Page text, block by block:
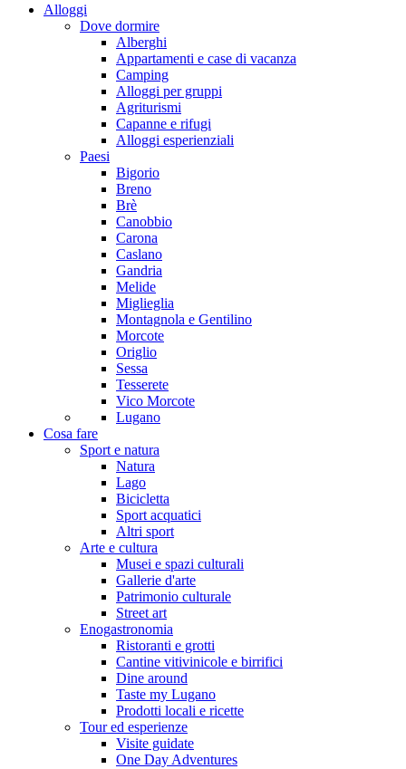
Alloggi
Dove dormire
Alberghi
Appartamenti e case di vacanza
Camping
Alloggi per gruppi
Agriturismi
Capanne e rifugi
Alloggi esperienziali
Paesi
Bigorio
Breno
Brè
Canobbio
Carona
Caslano
Gandria
Melide
Miglieglia
Montagnola e Gentilino
Morcote
Origlio
Sessa
Tesserete
Vico Morcote
Lugano
Cosa fare
Sport e natura
Natura
Lago
Bicicletta
Sport acquatici
Altri sport
Arte e cultura
Musei e spazi culturali
Gallerie d'arte
Patrimonio culturale
Street art
Enogastronomia
Ristoranti e grotti
Cantine vitivinicole e birrifici
Dine around
Taste my Lugano
Prodotti locali e ricette
Tour ed esperienze
Visite guidate
One Day Adventures